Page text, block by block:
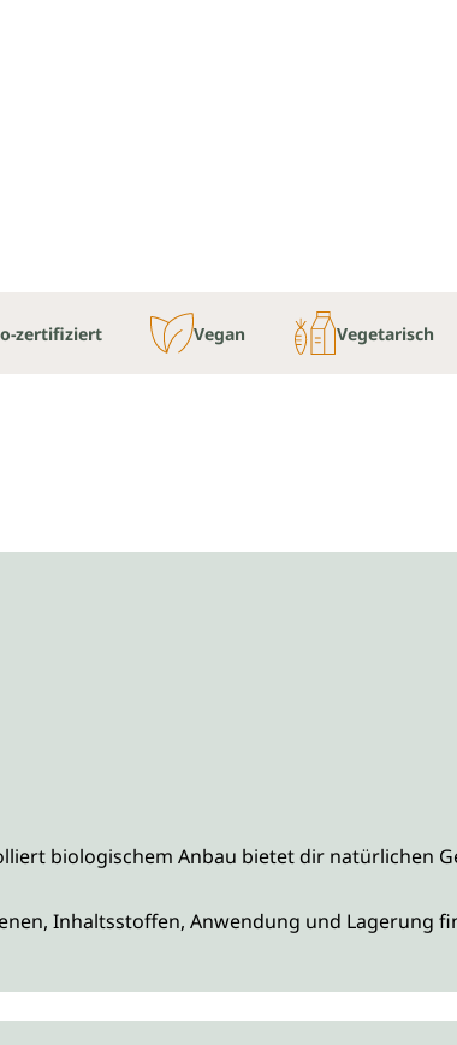
zertifiziert Vegan Vegetarisch
biologischem Anbau bietet dir natürlichen
Inhaltsstoffen, Anwendung und Lagerung